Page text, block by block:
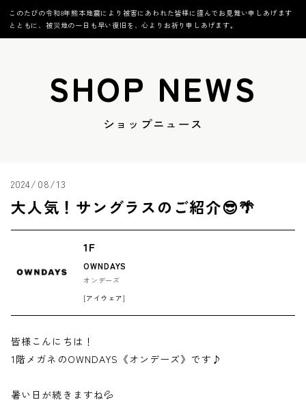
このたびの令和8年熊本地震により被害にあわれた皆様に謹んでお見舞い申しあげます
とともに、被災地の一日も早い復旧を、心よりお祈り申しあげます。
SHOP NEWS
ショップニュース
2024/08/13
大人気！サングラスのご紹介😎🌴
1F
OWNDAYS
オンデーズ
[アイウェア]
皆様こんにちは！
1階メガネのOWNDAYS《オンデーズ》です♪
暑い日が続きますね💦